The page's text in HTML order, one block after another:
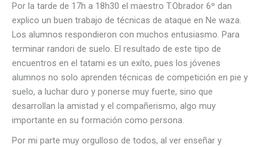
Por la tarde de 17h a 18h30 el maestro T.Obrador 6º dan
explico un buen trabajo de técnicas de ataque en Ne waza.
Los alumnos respondieron con muchos entusiasmo. Para
terminar randori de suelo. El resultado de este tipo de
encuentros en el tatami es un exíto, pues los jóvenes
alumnos no solo aprenden técnicas de competición en pie y
suelo, a luchar duro y ponerse muy fuerte, sino que
desarrollan la amistad y el compañerismo, algo muy
importante en su formación como persona.
Por mi parte muy orgulloso de todos, al ver enseñar y